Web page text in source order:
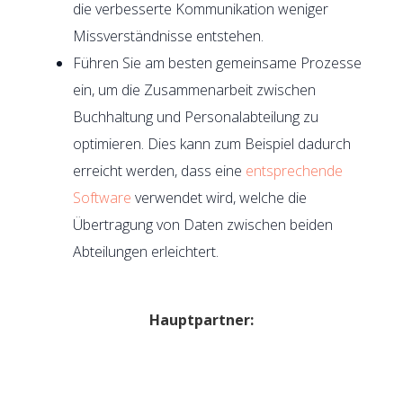
die verbesserte Kommunikation weniger
Missverständnisse entstehen.
Führen Sie am besten gemeinsame Prozesse
ein, um die Zusammenarbeit zwischen
Buchhaltung und Personalabteilung zu
optimieren. Dies kann zum Beispiel dadurch
erreicht werden, dass eine entsprechende
Software verwendet wird, welche die
Übertragung von Daten zwischen beiden
Abteilungen erleichtert.
Hauptpartner: